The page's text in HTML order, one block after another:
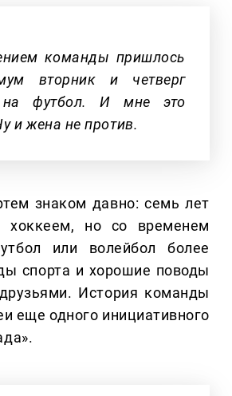
команды пришлось
вторник и четверг
на футбол. И мне это
и жена не против.
знаком давно: семь лет
хоккеем, но со временем
или волейбол более
спорта и хорошие поводы
История команды
еще одного инициативного